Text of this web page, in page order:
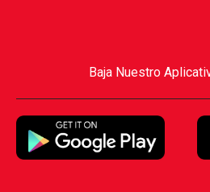
Baja Nuestro